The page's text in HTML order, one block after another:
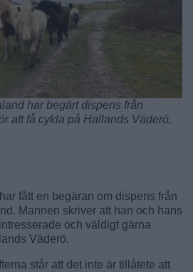
har begärt dispens från
att få cykla på Hallands Väderö,
fått en begäran om dispens från
Mannen skriver att han och hans
och väldigt gärna
Väderö.
står att det inte är tillåtete att